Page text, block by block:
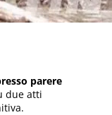
parere
due atti